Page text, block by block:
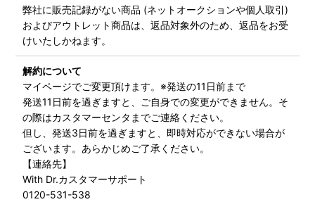
弊社に販売記録がない商品 (ネットオークションや個人取引)
およびアウトレット商品は、返品対象外のため、返品をお受
けいたしかねます。
解約について
マイページでご変更頂けます。※発送の11日前まで
発送11日前を過ぎますと、ご自身での変更ができません。そ
の際はカスタマーセンタまでご連絡ください。
但し、発送3日前を過ぎますと、即時対応ができない場合が
ございます。あらかじめご了承ください。
【連絡先】
With Dr.カスタマーサポート
0120-531-538